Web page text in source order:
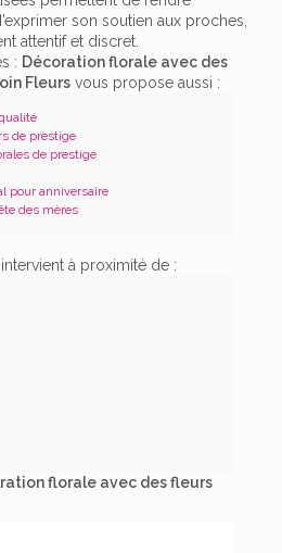
son soutien aux proches,
attentif et discret.
: Décoration florale avec des
Fleurs vous propose aussi :
de prestige
de prestige
pour anniversaire
des mères
à proximité de :
florale avec des fleurs